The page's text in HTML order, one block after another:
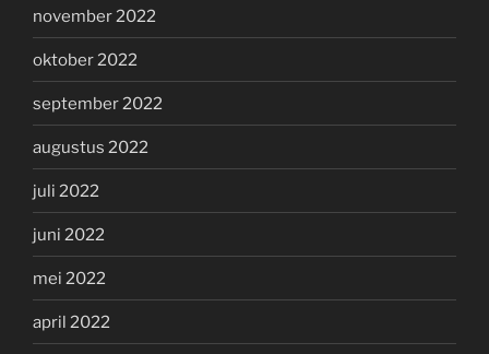
november 2022
oktober 2022
september 2022
augustus 2022
juli 2022
juni 2022
mei 2022
april 2022